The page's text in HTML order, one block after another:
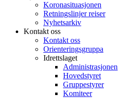
Koronasituasjonen
Retningslinjer reiser
Nyhetsarkiv
Kontakt oss
Kontakt oss
Orienteringsgruppa
Idrettslaget
Administrasjonen
Hovedstyret
Gruppestyrer
Komiteer